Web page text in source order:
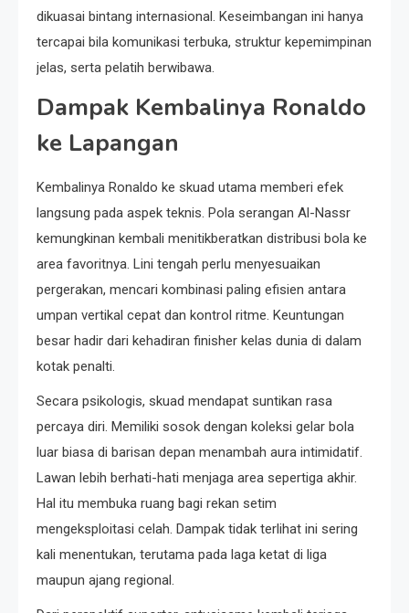
dikuasai bintang internasional. Keseimbangan ini hanya
tercapai bila komunikasi terbuka, struktur kepemimpinan
jelas, serta pelatih berwibawa.
Dampak Kembalinya Ronaldo
ke Lapangan
Kembalinya Ronaldo ke skuad utama memberi efek
langsung pada aspek teknis. Pola serangan Al-Nassr
kemungkinan kembali menitikberatkan distribusi bola ke
area favoritnya. Lini tengah perlu menyesuaikan
pergerakan, mencari kombinasi paling efisien antara
umpan vertikal cepat dan kontrol ritme. Keuntungan
besar hadir dari kehadiran finisher kelas dunia di dalam
kotak penalti.
Secara psikologis, skuad mendapat suntikan rasa
percaya diri. Memiliki sosok dengan koleksi gelar bola
luar biasa di barisan depan menambah aura intimidatif.
Lawan lebih berhati-hati menjaga area sepertiga akhir.
Hal itu membuka ruang bagi rekan setim
mengeksploitasi celah. Dampak tidak terlihat ini sering
kali menentukan, terutama pada laga ketat di liga
maupun ajang regional.